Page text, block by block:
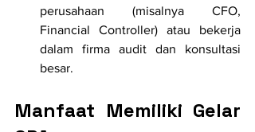
perusahaan (misalnya CFO,
Financial Controller) atau bekerja
dalam firma audit dan konsultasi
besar.
Manfaat Memiliki Gelar